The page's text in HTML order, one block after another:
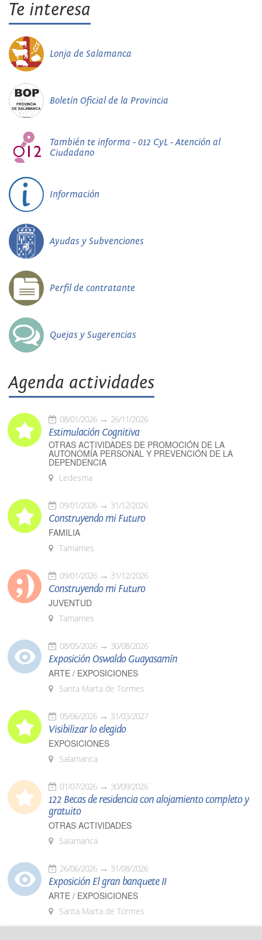
Te interesa
Lonja de Salamanca
Boletín Oficial de la Provincia
También te informa - 012 CyL - Atención al
Ciudadano
Información
Ayudas y Subvenciones
Perfil de contratante
Quejas y Sugerencias
Agenda actividades
08/01/2026 26/11/2026
Estimulación Cognitiva
OTRAS ACTIVIDADES DE PROMOCIÓN DE LA
AUTONOMÍA PERSONAL Y PREVENCIÓN DE LA
DEPENDENCIA
Ledesma
09/01/2026 31/12/2026
Construyendo mi Futuro
FAMILIA
Tamames
09/01/2026 31/12/2026
Construyendo mi Futuro
JUVENTUD
Tamames
08/05/2026 30/08/2026
Exposición Oswaldo Guayasamín
ARTE / EXPOSICIONES
Santa Marta de Tormes
05/06/2026 31/03/2027
Visibilizar lo elegido
EXPOSICIONES
Salamanca
01/07/2026 30/09/2026
122 Becas de residencia con alojamiento completo y
gratuito
OTRAS ACTIVIDADES
Salamanca
26/06/2026 31/08/2026
Exposición El gran banquete II
ARTE / EXPOSICIONES
Santa Marta de Tormes